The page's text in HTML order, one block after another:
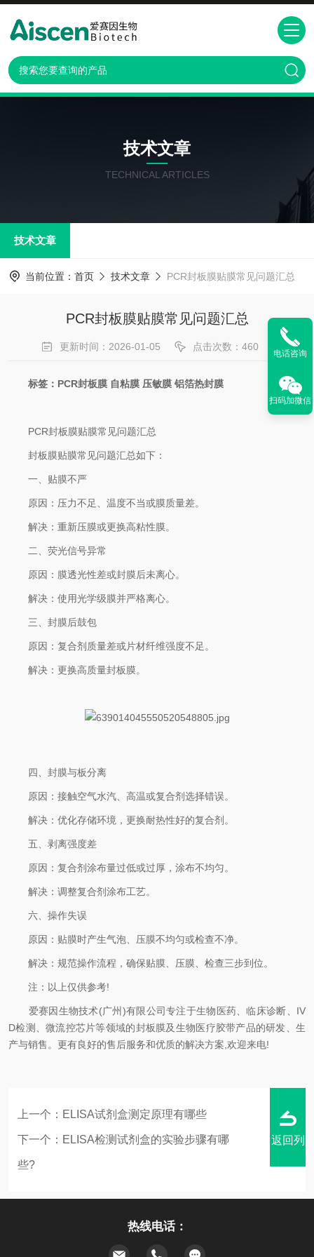
技术文章
TECHNICAL ARTICLES
技术文章
当前位置： 首页 技术文章 PCR封板膜贴膜常见问题汇总
PCR封板膜贴膜常见问题汇总
更新时间：2026-01-05 点击次数：460
标签：PCR封板膜 自粘膜 压敏膜 铝箔热封膜
PCR封板膜贴膜常见问题汇总
封板膜贴膜常见问题汇总如下：
一、贴膜不严‌
原因‌：压力不足、温度不当或膜质量差。
解决‌：重新压膜或更换高粘性膜。
二、荧光信号异常‌
原因‌：膜透光性差或封膜后未离心。
解决‌：使用光学级膜并严格离心。
三、封膜后鼓包‌
原因‌：复合剂质量差或片材纤维强度不足。
解决‌：更换高质量封板膜。
四、封膜与板分离‌
原因‌：接触空气水汽、高温或复合剂选择错误。
解决‌：优化存储环境，更换耐热性好的复合剂。
五、剥离强度差‌
原因‌：复合剂涂布量过低或过厚，涂布不均匀。
解决‌：调整复合剂涂布工艺。
六、操作失误‌
原因‌：贴膜时产生气泡、压膜不均匀或检查不净。
解决‌：规范操作流程，确保贴膜、压膜、检查三步到位。
注：以上仅供参考!
爱赛因生物技术(广州)有限公司专注于生物医药、临床诊断、IV
D检测、微流控芯片等领域的封板膜及生物医疗胶带产品的研发、生
产与销售。更有良好的售后服务和优质的解决方案,欢迎来电!
上一个： ELISA试剂盒测定原理有哪些
下一个： ELISA检测试剂盒的实验步骤有哪
些?
返回列
热线电话：
电话咨询
扫码加微信